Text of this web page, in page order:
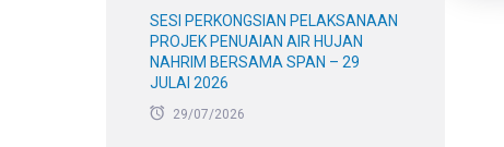
SESI PERKONGSIAN PELAKSANAAN
PROJEK PENUAIAN AIR HUJAN
NAHRIM BERSAMA SPAN – 29
JULAI 2026
29/07/2026